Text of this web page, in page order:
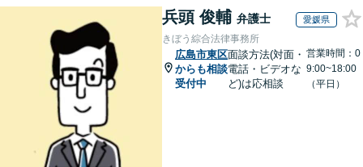
兵頭 俊輔 弁護士 愛媛県
きぼう綜合法律事務所
広島市東区
からも相談
受付中
面談方法(対面・
電話・ビデオな
ど)は応相談
営業時間：0
9:00~18:00
（平日）